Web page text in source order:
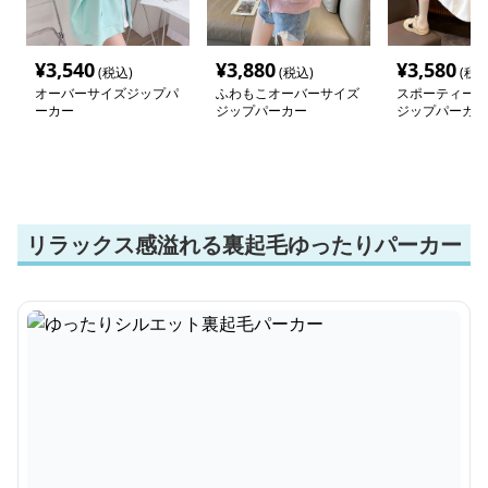
¥3,540(税込)
オーバーサイズジップパ
ーカー
¥3,880(税込)
ふわもこオーバーサイズ
ジップパーカー
¥3,580(税
スポーティー
ジップパーカー
リラックス感溢れる裏起毛ゆったりパーカー